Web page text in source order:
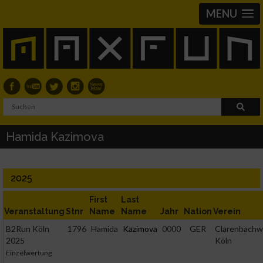
MENU
Hamida Kazimova
2025
Veranstaltung Stnr
First
Name
Last
Name
Jahr NationVerein
B2Run Köln
2025
Einzelwertung
1796 Hamida Kazimova 0000 GER
Köln